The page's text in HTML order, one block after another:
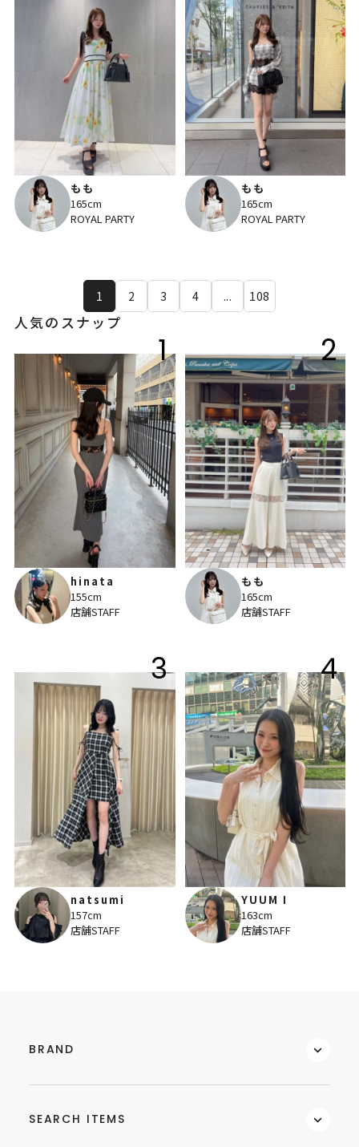
もも
165cm
ROYAL PARTY
もも
165cm
ROYAL PARTY
1 2 3 4 ... 108
人気のスナップ
1
hinata
155cm
店舗STAFF
2
もも
165cm
店舗STAFF
3
natsumi
157cm
店舗STAFF
4
YUUM I
163cm
店舗STAFF
BRAND
SEARCH ITEMS